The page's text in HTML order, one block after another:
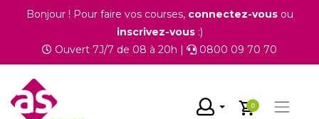
Bonjour ! Pour faire vos courses, connectez-vousou
inscrivez-vous:)
Ouvert 7J/7 de 08 à 20h |
0800 09 70 70
0